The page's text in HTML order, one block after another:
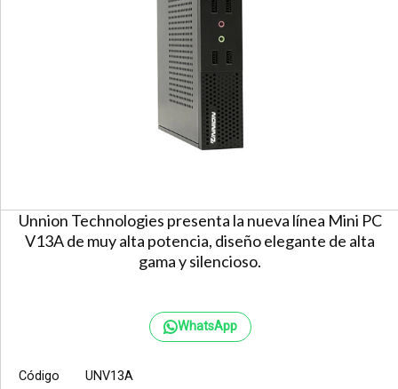
Unnion Technologies presenta la nueva línea Mini PC
V13A de muy alta potencia, diseño elegante de alta
gama y silencioso.
WhatsApp
Código
UNV13A